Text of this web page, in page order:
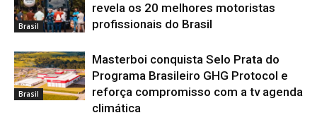
Brasil
revela os 20 melhores motoristas
profissionais do Brasil
Brasil
Masterboi conquista Selo Prata do
Programa Brasileiro GHG Protocol e
reforça compromisso com a tv agenda
climática